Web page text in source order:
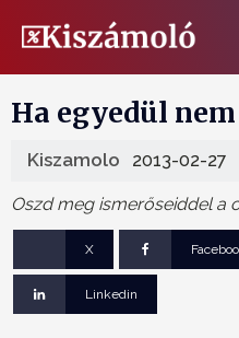
Ha egyedül
Kiszamolo 2013-02-27
Oszd meg ismerőseiddel a
X
Linkedin